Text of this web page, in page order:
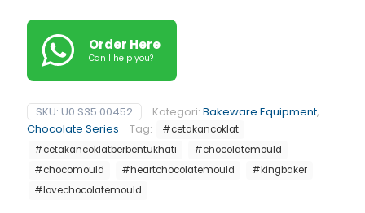
Order Here
Can I help you?
SKU: U0.S35.00452 Kategori: Bakeware Equipment,
Chocolate Series
Tag:
#cetakancoklat
#cetakancoklatberbentukhati
#chocolatemould
#chocomould
#heartchocolatemould
#kingbaker
#lovechocolatemould